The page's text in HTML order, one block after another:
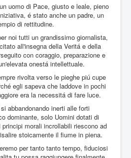
uomo di Pace, giusto e leale, pieno
é stato anche un padre, un
di rettitudine.
noi tutti un grandissimo giornalista,
all'insegna della Veritá e della
con coraggio, preparazione e
onestá intellettuale.
rivolta verso le pieghe piú cupe
egli sapeva che laddove in pochi
era la necessitá di fare luce.
abbandonando inerti alle forti
dominante, solo Uomini dotati di
morali incrollabili riescono ad
stoicamente il fiume in piena.
per tanto tanto tempo, fiduciosi